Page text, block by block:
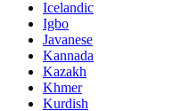
Icelandic
Igbo
Javanese
Kannada
Kazakh
Khmer
Kurdish